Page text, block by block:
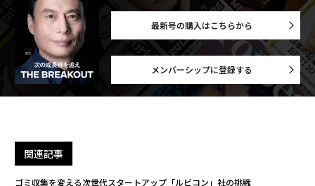
最新号の購入はこちらから
メンバーシップに登録する
関連記事
ゴミ収集を変える次世代スタートアップ「ルビコン」社の挑戦